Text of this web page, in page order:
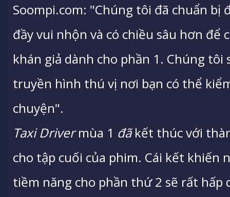
Soompi.com: "Chúng tôi đã chuẩn bị
đầy vui nhộn và có chiều sâu hơn để
khán giả dành cho phần 1. Chúng
truyền hình thú vị nơi bạn có thể
chuyện".
Taxi Drivermùa 1 đãkết thúc với
cho tập cuối của phim. Cái kết khiến
tiềm năng cho phần thứ 2 sẽ rất hấp